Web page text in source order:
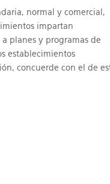
normal y comercial,
impartan
planes y programas de
establecimientos
concuerde con el de